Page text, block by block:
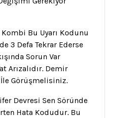
Bu Uyarı Kodunu
3 Defa Tekrar Ederse
Sorun Var
Arızalıdır. Demir
Görüşmelisiniz.
Devresi Sen Söründe
Hata Kodudur. Bu